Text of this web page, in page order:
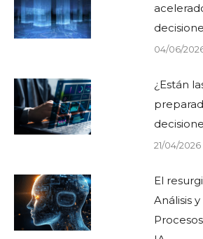
04/06/
¿Están
21/04/2026
El
Análisis